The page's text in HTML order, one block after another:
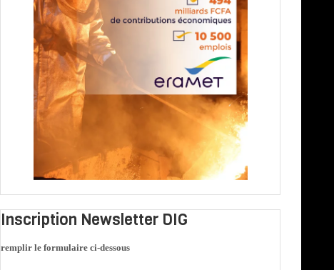
Inscription Newsletter DIG
remplir le formulaire ci-dessous